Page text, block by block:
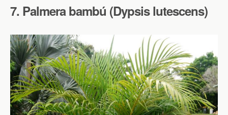
7. Palmera bambú (Dypsis lutescens)